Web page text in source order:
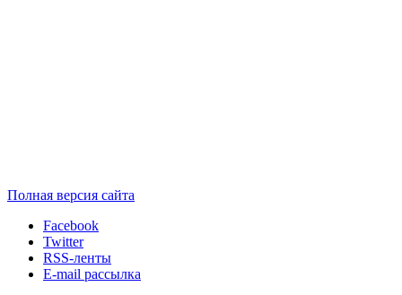
Полная версия сайта
Facebook
Twitter
RSS-ленты
E-mail рассылка